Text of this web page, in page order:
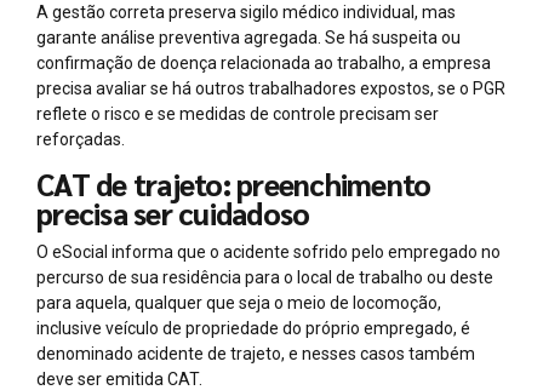
A gestão correta preserva sigilo médico individual, mas
garante análise preventiva agregada. Se há suspeita ou
confirmação de doença relacionada ao trabalho, a empresa
precisa avaliar se há outros trabalhadores expostos, se o PGR
reflete o risco e se medidas de controle precisam ser
reforçadas.
CAT de trajeto: preenchimento
precisa ser cuidadoso
O eSocial informa que o acidente sofrido pelo empregado no
percurso de sua residência para o local de trabalho ou deste
para aquela, qualquer que seja o meio de locomoção,
inclusive veículo de propriedade do próprio empregado, é
denominado acidente de trajeto, e nesses casos também
deve ser emitida CAT.